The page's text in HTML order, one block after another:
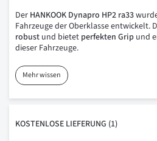
Der HANKOOK Dynapro HP2 ra33
Fahrzeuge der Oberklasse entwickelt.
robust und bietet perfekten Grip und
dieser Fahrzeuge.
Mehr wissen
KOSTENLOSE LIEFERUNG (1)